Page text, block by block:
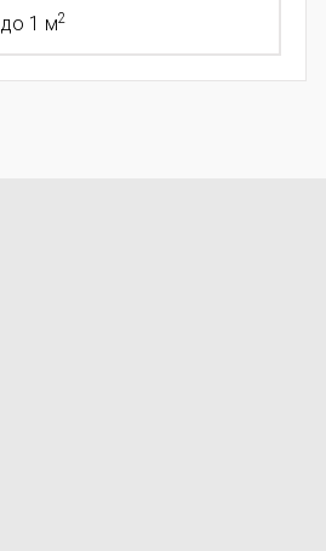
до 1 м2